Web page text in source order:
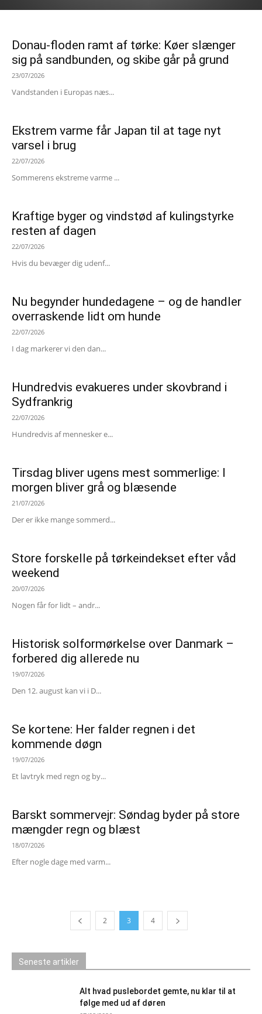
Donau-floden ramt af tørke: Køer slænger
sig på sandbunden, og skibe går på grund
23/07/2026
Vandstanden i Europas næs...
Ekstrem varme får Japan til at tage nyt
varsel i brug
22/07/2026
Sommerens ekstreme varme ...
Kraftige byger og vindstød af kulingstyrke
resten af dagen
22/07/2026
Hvis du bevæger dig udenf...
Nu begynder hundedagene – og de handler
overraskende lidt om hunde
22/07/2026
I dag markerer vi den dan...
Hundredvis evakueres under skovbrand i
Sydfrankrig
22/07/2026
Hundredvis af mennesker e...
Tirsdag bliver ugens mest sommerlige: I
morgen bliver grå og blæsende
21/07/2026
Der er ikke mange sommerd...
Store forskelle på tørkeindekset efter våd
weekend
20/07/2026
Nogen får for lidt – andr...
Historisk solformørkelse over Danmark –
forbered dig allerede nu
19/07/2026
Den 12. august kan vi i D...
Se kortene: Her falder regnen i det
kommende døgn
19/07/2026
Et lavtryk med regn og by...
Barskt sommervejr: Søndag byder på store
mængder regn og blæst
18/07/2026
Efter nogle dage med varm...
2 3 4
Seneste artikler
Alt hvad puslebordet gemte, nu klar til at
følge med ud af døren